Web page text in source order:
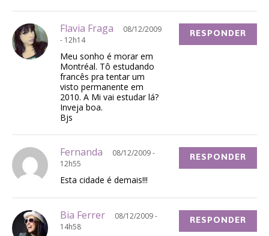
Flavia Fraga
08/12/2009
- 12h14
Meu sonho é morar em
Montréal. Tô estudando
francês pra tentar um
visto permanente em
2010. A Mi vai estudar lá?
Inveja boa.
Bjs
RESPONDER
Fernanda
08/12/2009 -
12h55
Esta cidade é demais!!!
RESPONDER
Bia Ferrer
08/12/2009 -
14h58
RESPONDER